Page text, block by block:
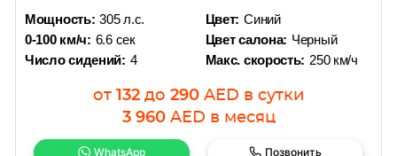
Мощность: 305 л.с.
0-100 км/ч: 6.6 сек
Число сидений: 4
Цвет: Синий
Цвет салона: Черный
Макс. скорость: 250 км/ч
от 132 до 290 AED в сутки
3 960 AED в месяц
WhatsApp Позвонить